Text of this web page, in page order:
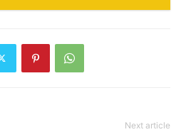
Next article